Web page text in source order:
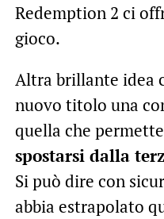
Redemption 2 ci
gioco.
Altra brillante idea
nuovo titolo una
quella che
spostarsi dalla
Si può dire con
abbia estrapolato